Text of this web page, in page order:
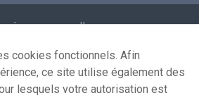
personnelles
de réutilisation
Contactez-nous
cookies fonctionnels. Afin
ce site utilise également des
lesquels votre autorisation est